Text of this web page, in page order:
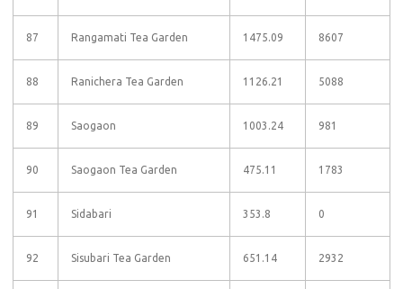
87 Rangamati Tea Garden 1475.09 8607
88 Ranichera Tea Garden 1126.21 5088
89 Saogaon 1003.24 981
90 Saogaon Tea Garden 475.11 1783
91 Sidabari 353.8 0
92 Sisubari Tea Garden 651.14 2932